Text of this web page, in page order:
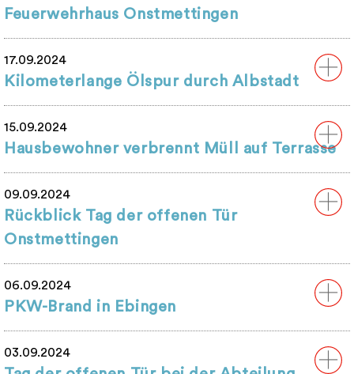
Feuerwehrhaus Onstmettingen
17.09.2024
Kilometerlange Ölspur durch Albstadt
15.09.2024
Hausbewohner verbrennt Müll auf Terrasse
09.09.2024
Rückblick Tag der offenen Tür
Onstmettingen
06.09.2024
PKW-Brand in Ebingen
03.09.2024